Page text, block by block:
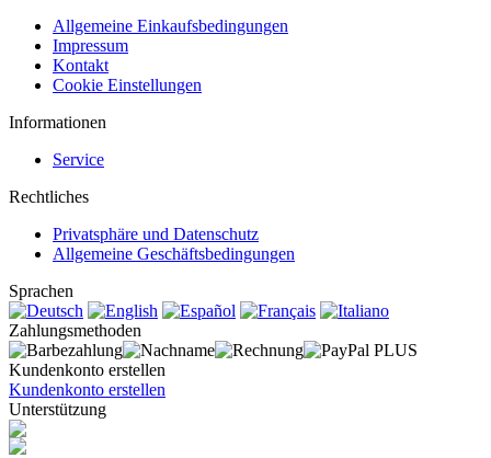
Allgemeine Einkaufsbedingungen
Impressum
Kontakt
Cookie Einstellungen
Informationen
Service
Rechtliches
Privatsphäre und Datenschutz
Allgemeine Geschäftsbedingungen
Sprachen
Zahlungsmethoden
Kundenkonto erstellen
Kundenkonto erstellen
Unterstützung